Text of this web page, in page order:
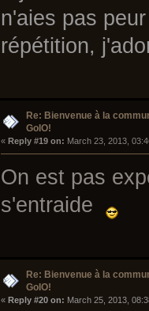
n'aies pas
répétition,
Re: Bienvenue à la
GoIO!
« Reply #19 on: March 23, 2013,
On est pas
s'entraide
Re: Bienvenue à la
GoIO!
« Reply #20 on: March 25, 2013,